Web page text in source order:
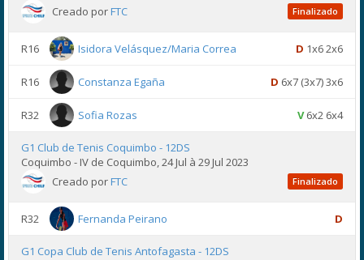
Creado porFTC Finalizado
R16 Isidora Velásquez/Maria Correa D 1x6 2x6
R16 Constanza Egaña D 6x7 (3x7) 3x6
R32 Sofia Rozas V6x2 6x4
G1 Club de Tenis Coquimbo - 12DS
Coquimbo - IV de Coquimbo, 24 Jul à 29 Jul 2023
Creado porFTC Finalizado
R32 Fernanda Peirano D
G1 Copa Club de Tenis Antofagasta - 12DS